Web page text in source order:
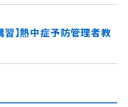
習】熱中症予防管理者教